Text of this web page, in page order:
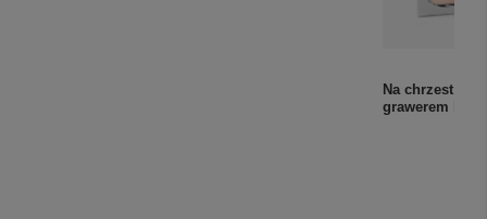
Na chrzest
grawerem